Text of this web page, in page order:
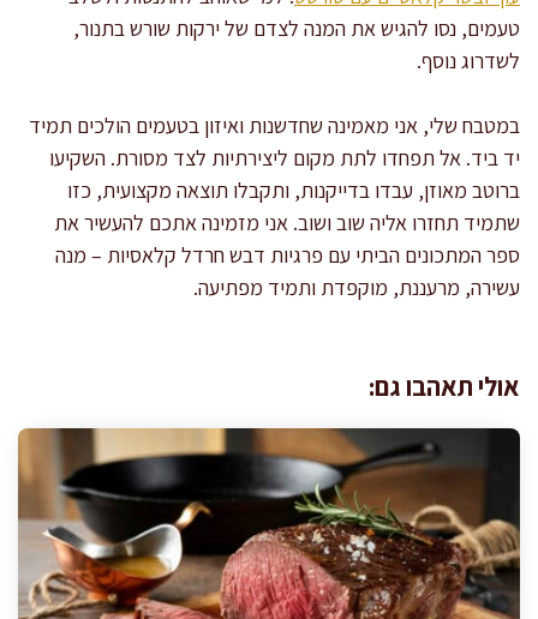
טעמים, נסו להגיש את המנה לצדם של ירקות שורש בתנור,
לשדרוג נוסף.
במטבח שלי, אני מאמינה שחדשנות ואיזון בטעמים הולכים תמיד
יד ביד. אל תפחדו לתת מקום ליצירתיות לצד מסורת. השקיעו
ברוטב מאוזן, עבדו בדייקנות, ותקבלו תוצאה מקצועית, כזו
שתמיד תחזרו אליה שוב ושוב. אני מזמינה אתכם להעשיר את
ספר המתכונים הביתי עם פרגיות דבש חרדל קלאסיות – מנה
עשירה, מרעננת, מוקפדת ותמיד מפתיעה.
אולי תאהבו גם: